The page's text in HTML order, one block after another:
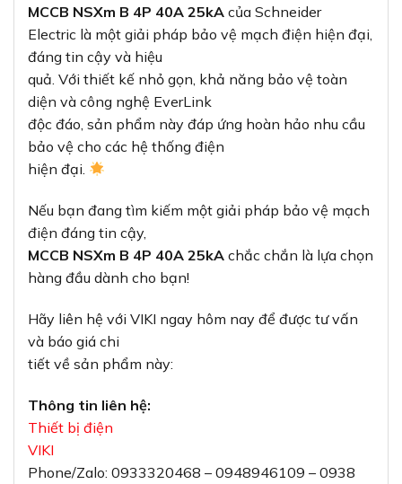
MCCB NSXm B 4P 40A 25kA của Schneider
Electric là một giải pháp bảo vệ mạch điện hiện đại,
đáng tin cậy và hiệu
quả. Với thiết kế nhỏ gọn, khả năng bảo vệ toàn
diện và công nghệ EverLink
độc đáo, sản phẩm này đáp ứng hoàn hảo nhu cầu
bảo vệ cho các hệ thống điện
hiện đại.
Nếu bạn đang tìm kiếm một giải pháp bảo vệ mạch
điện đáng tin cậy,
MCCB NSXm B 4P 40A 25kA chắc chắn là lựa chọn
hàng đầu dành cho bạn!
Hãy liên hệ với VIKI ngay hôm nay để được tư vấn
và báo giá chi
tiết về sản phẩm này:
Thông tin liên hệ:
Thiết bị điện
VIKI
Phone/Zalo: 0933320468 – 0948946109 – 0938